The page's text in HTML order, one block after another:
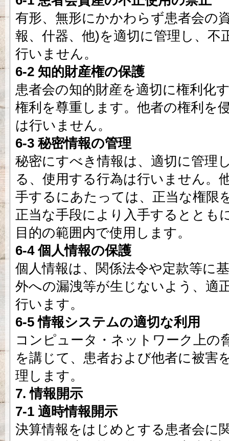
有形、無形にかかわらず患者会の
報、什器、他)を適切に管理し、不
行いません。
6-2 知的財産権の保護
患者会の知的財産を適切に権利化
権利を尊重します。他者の権利を
は行いません。
6-3 秘密情報の管理
秘密にすべき情報は、適切に管理
る、使用する行為は行いません。
手するにあたっては、正当な権限
正当な手段により入手するととも
目的の範囲内で使用します。
6-4 個人情報の保護
個人情報は、関係法令や定款等に
外への漏洩等が生じないよう、適
行います。
6-5 情報システムの適切な利用
コンピュータ・ネットワーク上の
を講じて、患者および他者に被害
理します。
7. 情報開示
7-1 適時情報開示
決算情報をはじめとする患者会に